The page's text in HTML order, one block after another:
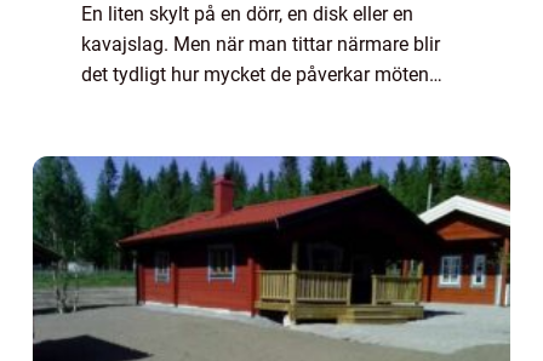
En liten skylt på en dörr, en disk eller en
kavajslag. Men när man tittar närmare blir
det tydligt hur mycket de påverkar möten